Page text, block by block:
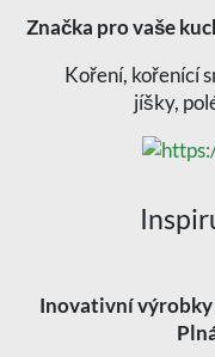
Značka pro vaše
Koření, kořenící
jíšky,
Inovativní výrobky